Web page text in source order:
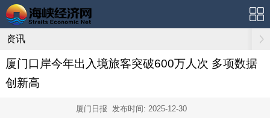
资讯
厦门口岸今年出入境旅客突破600万人次 多项数据
创新高
厦门日报 发布时间: 2025-12-30